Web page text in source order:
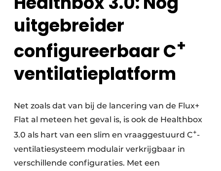
uitgebreider
configureerbaar C+
ventilatieplatform
Net zoals dat van bij de lancering van de Flux+
Flat al meteen het geval is, is ook de Healthbox
3.0 als hart van een slim en vraaggestuurd C+-
ventilatiesysteem modulair verkrijgbaar in
verschillende configuraties. Met een